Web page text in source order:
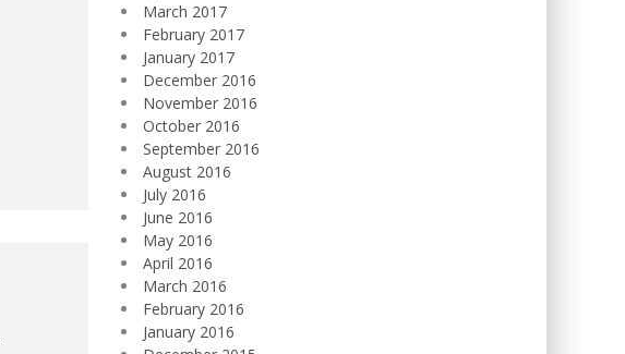
March 2017
February 2017
January 2017
December 2016
November 2016
October 2016
September 2016
August 2016
July 2016
June 2016
May 2016
April 2016
March 2016
February 2016
January 2016